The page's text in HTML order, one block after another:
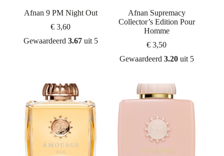
Afnan 9 PM Night Out
€ 3,60
Gewaardeerd 3.67uit 5
Afnan Supremacy
Collector’s Edition Pour
Homme
€ 3,50
Gewaardeerd 3.20uit 5